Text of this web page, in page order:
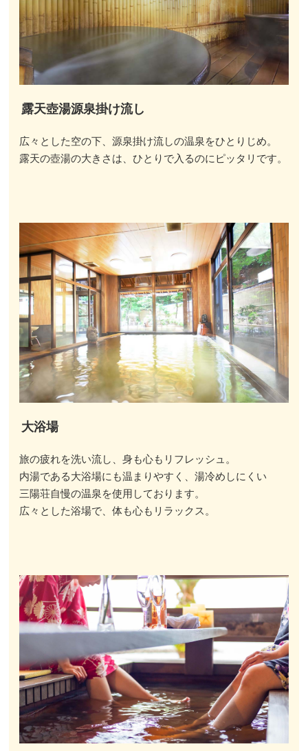
露天壺湯源泉掛け流し
広々とした空の下、源泉掛け流しの温泉をひとりじめ。
露天の壺湯の大きさは、ひとりで入るのにピッタリです。
大浴場
旅の疲れを洗い流し、身も心もリフレッシュ。
内湯である大浴場にも温まりやすく、湯冷めしにくい
三陽荘自慢の温泉を使用しております。
広々とした浴場で、体も心もリラックス。